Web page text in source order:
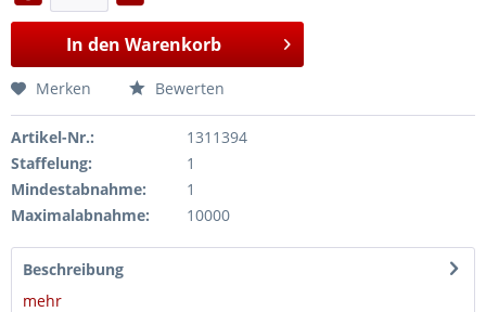
In den Warenkorb
Merken Bewerten
Artikel-Nr.:
1311394
Staffelung:
1
Mindestabnahme:
1
Maximalabnahme:
10000
Beschreibung
mehr